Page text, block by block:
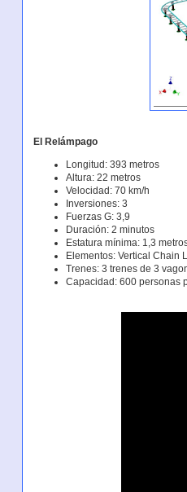
El Relámpago
Longitud: 393 metros
Altura: 22 metros
Velocidad: 70 km/h
Inversiones: 3
Fuerzas G: 3,9
Duración: 2 minutos
Estatura mínima: 1,3
Elementos: Vertical Chain
Trenes: 3 trenes de 3
Capacidad: 600 personas